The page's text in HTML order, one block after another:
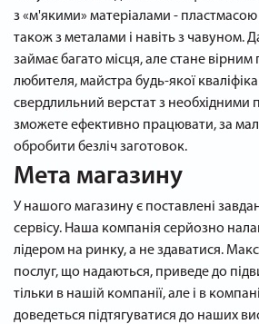
з «м'якими» матеріалами -
також з металами і навіть з чавуном.
займає багато місця, але стане
любителя, майстра будь-якої
свердлильний верстат з необхідними
зможете ефективно працювати, за
обробити безліч заготовок.
Мета магазину
У нашого магазину є поставлені
сервісу. Наша компанія серйозно
лідером на ринку, а не здаватися.
послуг, що надаються, приведе до
тільки в нашій компанії, але і в
доведеться підтягуватися до наших